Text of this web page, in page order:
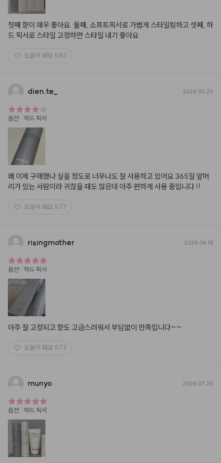
첫째 향이 매우 좋아요. 둘째, 소프트픽서로 가볍게 스타일링하고 셋째, 하
드 픽서로 스타일 고정하면 스타일 내기 좋아요
도움이 돼요 583
dien.te 2026.03.23
옵션 : 하드 픽서
왜 이제 구매했나 싶을 정도로 너무나도 잘 사용하고 있어요 365일 앞머
리가 있는 사람이라 귀찮을 때도 많은데 아주 편하게 사용 중입니다 !!
도움이 돼요 577
risingmother 2026.06.18
옵션 : 하드 픽서
아주 잘 고정되고 향도 고급스러워서 부담없이 만족입니다~~
도움이 돼요 573
munyo 2026.07.20
옵션 : 하드 픽서